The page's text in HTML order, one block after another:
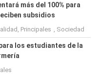
más del 100% para
subsidios
Principales Sociedad
los estudiantes de la